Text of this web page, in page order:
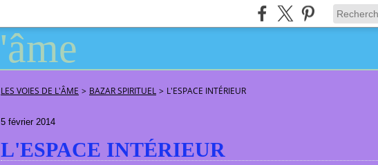
LES VOIES DE L'ÂME > BAZAR SPIRITUEL > L'ESPACE INTÉRIEUR
5 février 2014
L'ESPACE INTÉRIEUR